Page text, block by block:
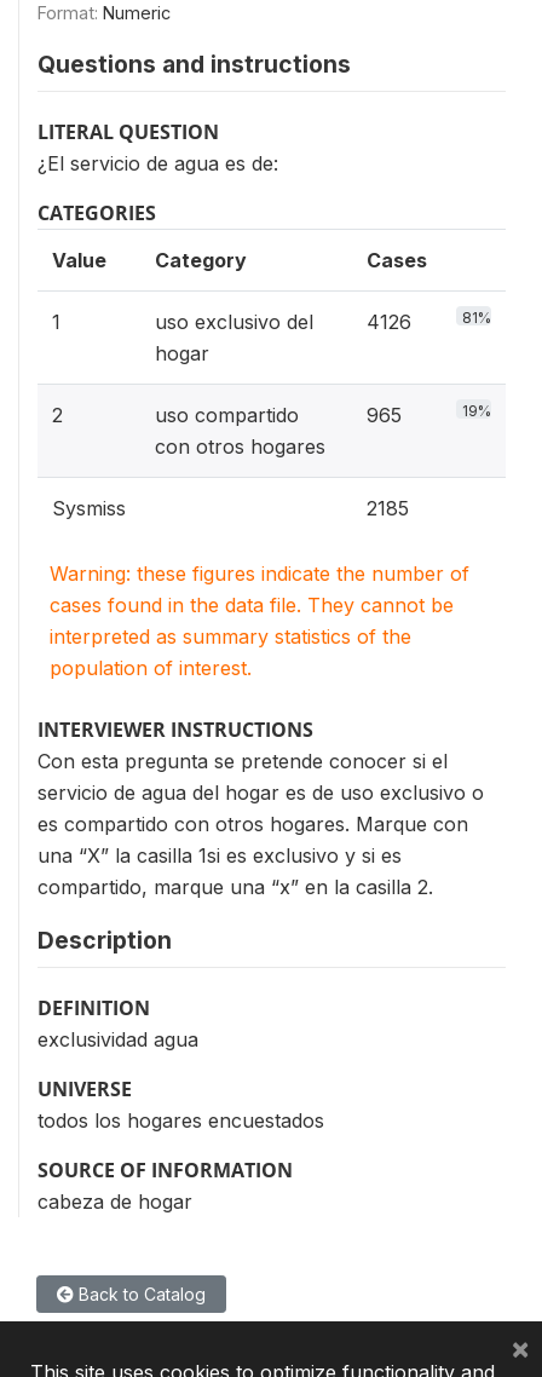
Format: Numeric
Questions and instructions
LITERAL QUESTION
¿El servicio de agua es de:
CATEGORIES
Value Category Cases
1
uso exclusivo del
hogar
4126 81%
2
uso compartido
con otros hogares
965 19%
Sysmiss 2185
Warning: these figures indicate the number of
cases found in the data file. They cannot be
interpreted as summary statistics of the
population of interest.
INTERVIEWER INSTRUCTIONS
Con esta pregunta se pretende conocer si el
servicio de agua del hogar es de uso exclusivo o
es compartido con otros hogares. Marque con
una “X” la casilla 1si es exclusivo y si es
compartido, marque una “x” en la casilla 2.
Description
DEFINITION
exclusividad agua
UNIVERSE
todos los hogares encuestados
SOURCE OF INFORMATION
cabeza de hogar
Back to Catalog
This site uses cookies to optimize functionality and
×